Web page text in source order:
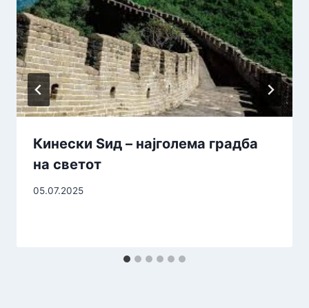
Кинески Ѕид – најголема градба
на светот
05.07.2025